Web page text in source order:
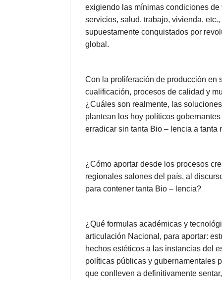
exigiendo las mínimas condiciones
servicios, salud, trabajo, vivienda,
supuestamente conquistados por
global.
Con la proliferación de producción en
cualificación, procesos de calidad y
¿Cuáles son realmente, las
plantean los hoy políticos
erradicar sin tanta Bio – lencia a
¿Cómo aportar desde los procesos
regionales salones del país, al
para contener tanta Bio – lencia?
¿Qué formulas académicas y
articulación Nacional, para aportar:
hechos estéticos a las instancias del
políticas públicas y gubernamentales
que conlleven a definitivamente